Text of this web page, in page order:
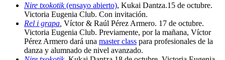
Nire txokotik(ensayo abierto), Kukai Dantza.15 de octubre.
Victoria Eugenia Club. Con invitación.
Rel i grapa Víctor & Raúl Pérez Armero. 17 de octubre.
Victoria Eugenia Club. Previamente, por la mañana, Víctor
Pérez Armero dará una master class para profesionales de la
danza y alumnado de nivel avanzado.